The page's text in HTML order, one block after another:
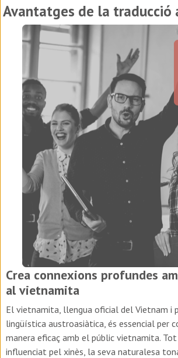
Avantatges de la
Crea connexions profundes
al vietnamita
El vietnamita, llengua oficial del Vietnam i
lingüística austroasiàtica, és essencial per
manera eficaç amb el públic vietnamita.
influenciat pel xinès, la seva naturalesa